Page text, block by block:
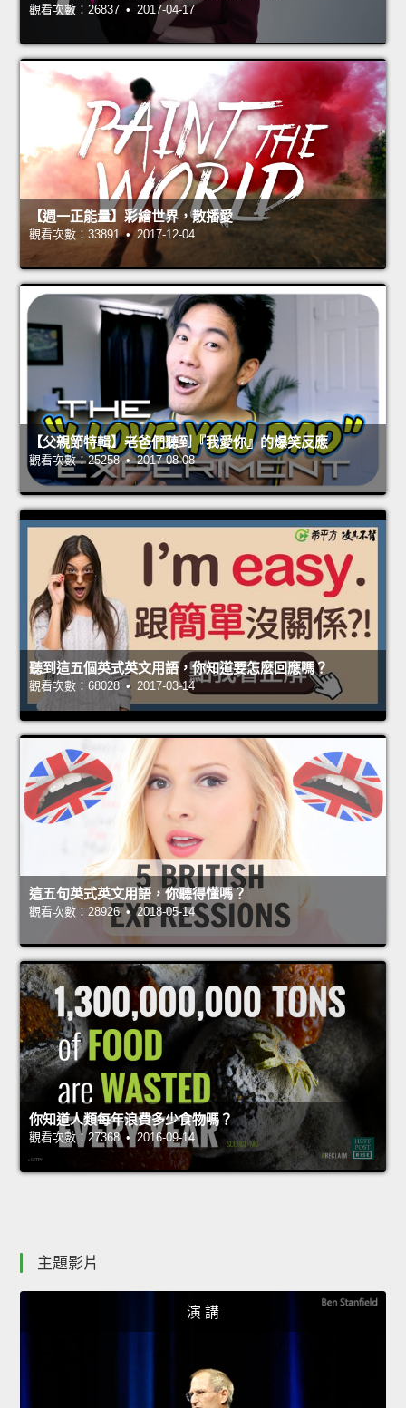
觀看次數：26837 • 2017-04-17
【週一正能量】彩繪世界，散播愛
觀看次數：33891 • 2017-12-04
【父親節特輯】老爸們聽到『我愛你』的爆笑反應
觀看次數：25258 • 2017-08-08
聽到這五個英式英文用語，你知道要怎麼回應嗎？
觀看次數：68028 • 2017-03-14
這五句英式英文用語，你聽得懂嗎？
觀看次數：28926 • 2018-05-14
你知道人類每年浪費多少食物嗎？
觀看次數：27368 • 2016-09-14
主題影片
演 講